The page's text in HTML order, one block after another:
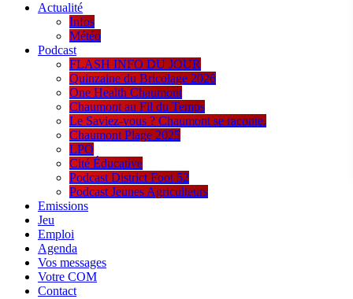
Actualité
Infos
Météo
Podcast
FLASH INFO DU JOUR
Quinzaine du Bricolage 2026
One Health Chaumont
Chaumont au Fil du Temps
Le Saviez-vous ? Chaumont se raconte.
Chaumont Plage 2025
LPO
Cité Éducative
Podcast District Foot 52
Podcast Jeunes Agriculteurs
Emissions
Jeu
Emploi
Agenda
Vos messages
Votre COM
Contact